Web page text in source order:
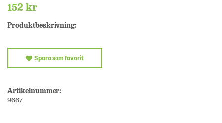
152 kr
Produktbeskrivning:
Spara som favorit
Artikelnummer:
9667